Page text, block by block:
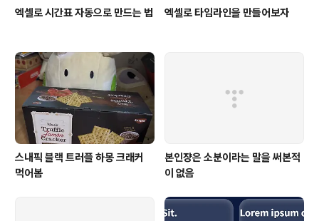
엑셀로 시간표 자동으로 만드는 법 엑셀로 타임라인을 만들어보자
스내픽 블랙 트러플 하몽 크래커
먹어봄
본인쟝은 소분이라는 말을 써본적
이 없음